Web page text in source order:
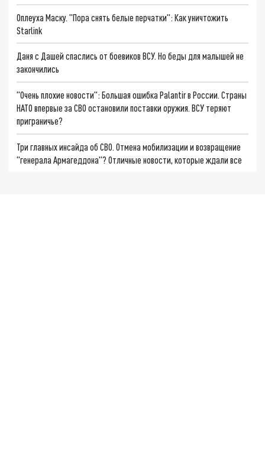
Оплеуха Маску. "Пора снять белые перчатки": Как уничтожить
Starlink
Даня с Дашей спаслись от боевиков ВСУ. Но беды для малышей не
закончились
"Очень плохие новости": Большая ошибка Palantir в России. Страны
НАТО впервые за СВО остановили поставки оружия. ВСУ теряют
приграничье?
Три главных инсайда об СВО. Отмена мобилизации и возвращение
"генерала Армагеддона"? Отличные новости, которые ждали все